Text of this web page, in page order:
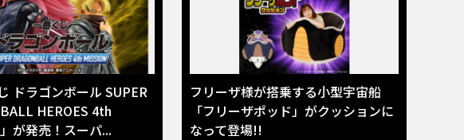
ドラゴンボール SUPER
HEROES 4th
が発売！スーパ...
フリーザ様が搭乗する小型宇宙船
「フリーザポッド」がクッションに
なって登場!!